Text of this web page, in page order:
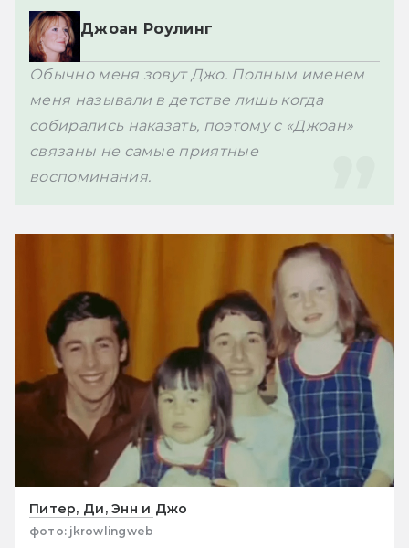
Джоан Роулинг
Обычно меня зовут Джо. Полным именем
меня называли в детстве лишь когда
собирались наказать, поэтому с «Джоан»
связаны не самые приятные
воспоминания.
Питер, Ди, Энн и Джо
фото: jkrowlingweb